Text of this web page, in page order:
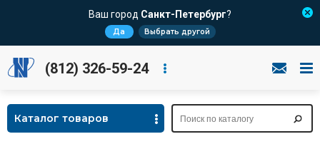
Ваш город Санкт-Петербург?
Да Выбрать другой
(812) 326-59-24
Каталог товаров